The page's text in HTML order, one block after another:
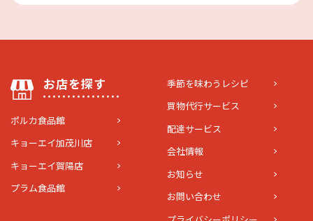
お店を探す
ポルカ食品館
キョーエイ加茂川店
キョーエイ賀陽店
プラム食品館
季節を味わうレシピ
買物代行サービス
配達サービス
会社情報
お知らせ
お問い合わせ